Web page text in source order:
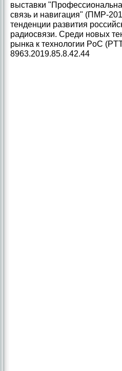
выставки
связь и навигация" (ПМР-
тенденции развития
радиосвязи. Среди новых
рынка к технологии PoC
8963.2019.85.8.42.44